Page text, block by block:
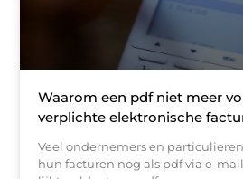
Waarom een pdf niet meer
verplichte elektronische
Veel ondernemers en
hun facturen nog als pdf via e-